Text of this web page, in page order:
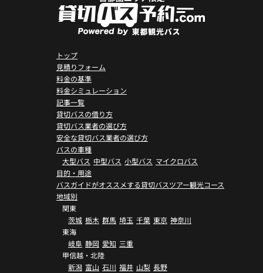
トップ
見積りフォーム
料金の基準
料金シミュレーション
記事一覧
貸切バスの借り方
貸切バス業者の選び方
安全な貸切バス業者の選び方
バスの車種
大型バス 中型バス 小型バス マイクロバス
目的・用途
バスガイドがオススメする貸切バスツアー観光コース
地域別
関東
茨城 栃木 群馬 埼玉 千葉 東京 神奈川
東海
岐阜 静岡 愛知 三重
甲信越・北陸
新潟 富山 石川 福井 山梨 長野